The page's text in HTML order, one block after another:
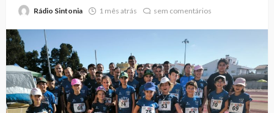
Rádio Sintonia 1 mês atrás sem comentários